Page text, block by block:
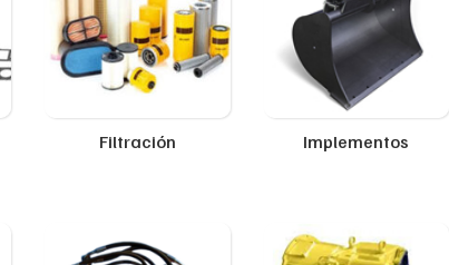
Filtración Implementos